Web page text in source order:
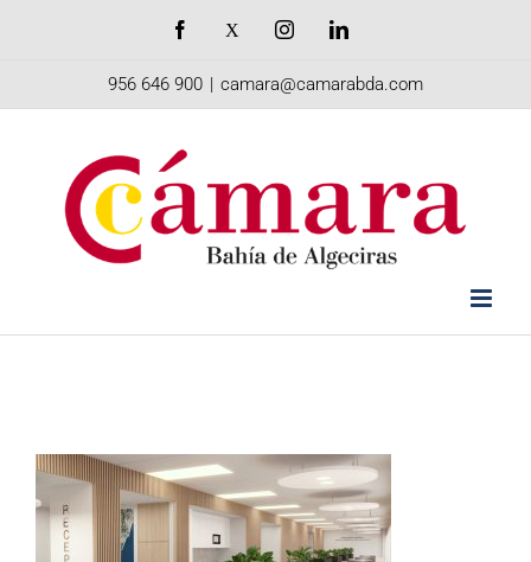
Facebook InstagramLinkedIn
956 646 900 | camara@camarabda.com